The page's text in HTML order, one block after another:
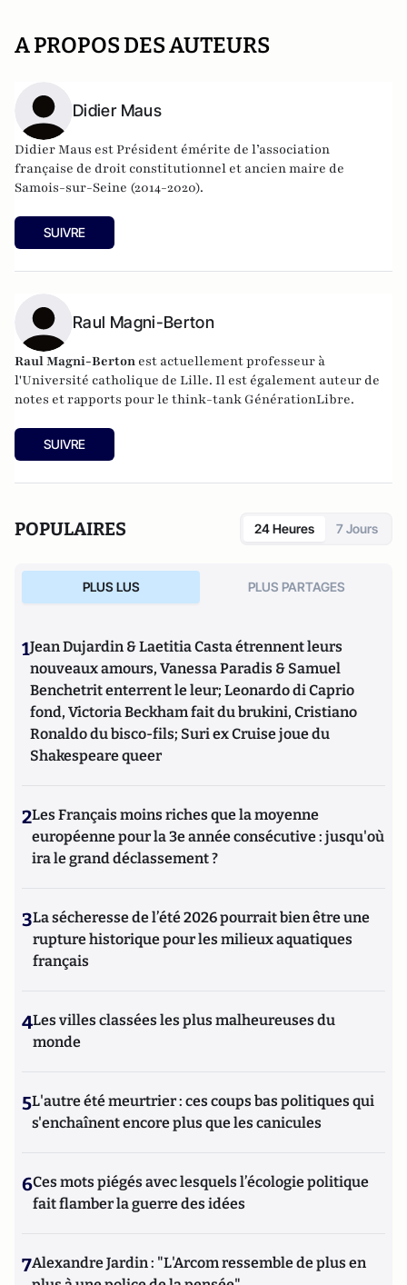
A PROPOS DES AUTEURS
Didier Maus
Didier Maus est Président émérite de l’association
française de droit constitutionnel et ancien maire de
Samois-sur-Seine (2014-2020).
SUIVRE
Raul Magni-Berton
Raul Magni-Berton est actuellement professeur à
l'Université catholique de Lille. Il est également auteur de
notes et rapports pour le think-tank GénérationLibre.
SUIVRE
POPULAIRES 24 Heures 7 Jours
PLUS LUS PLUS PARTAGES
1Jean Dujardin & Laetitia Casta étrennent leurs
nouveaux amours, Vanessa Paradis & Samuel
Benchetrit enterrent le leur; Leonardo di Caprio
fond, Victoria Beckham fait du brukini, Cristiano
Ronaldo du bisco-fils; Suri ex Cruise joue du
Shakespeare queer
2Les Français moins riches que la moyenne
européenne pour la 3e année consécutive : jusqu'où
ira le grand déclassement ?
3La sécheresse de l’été 2026 pourrait bien être une
rupture historique pour les milieux aquatiques
français
4Les villes classées les plus malheureuses du
monde
5L'autre été meurtrier : ces coups bas politiques qui
s'enchaînent encore plus que les canicules
6Ces mots piégés avec lesquels l’écologie politique
fait flamber la guerre des idées
7Alexandre Jardin : "L'Arcom ressemble de plus en